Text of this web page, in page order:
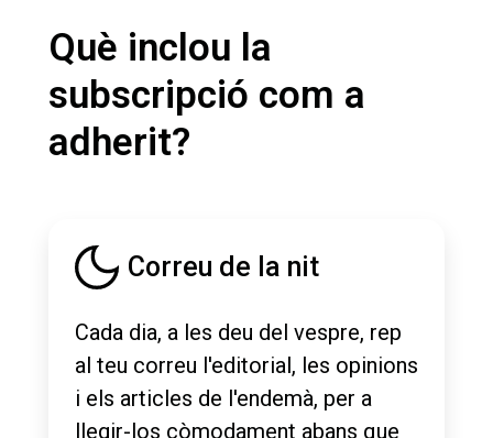
Què inclou la
subscripció com a
adherit?
Correu de la nit
Cada dia, a les deu del vespre, rep
al teu correu l'editorial, les opinions
i els articles de l'endemà, per a
llegir-los còmodament abans que